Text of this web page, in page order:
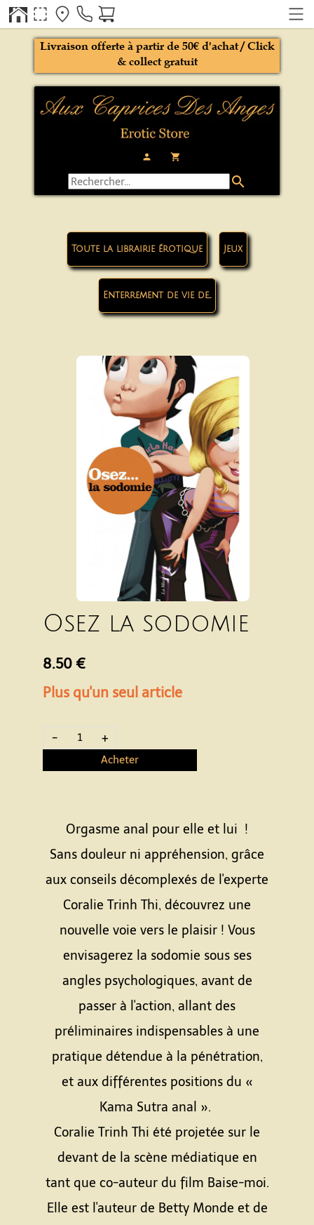
person local_grocery_store
Livraison offerte à partir de 50€ d'achat / Click
& collect gratuit
search
Toute la librairie érotique Jeux
Enterrement de vie de...
Osez la sodomie
8.50 €
Plus qu'un seul article
- +
Acheter
Orgasme anal pour elle et lui !
Sans douleur ni appréhension, grâce
aux conseils décomplexés de l'experte
Coralie Trinh Thi, découvrez une
nouvelle voie vers le plaisir ! Vous
envisagerez la sodomie sous ses
angles psychologiques, avant de
passer à l'action, allant des
préliminaires indispensables à une
pratique détendue à la pénétration,
et aux différentes positions du «
Kama Sutra anal ».
Coralie Trinh Thi été projetée sur le
devant de la scène médiatique en
tant que co-auteur du film Baise-moi.
Elle est l'auteur de Betty Monde et de